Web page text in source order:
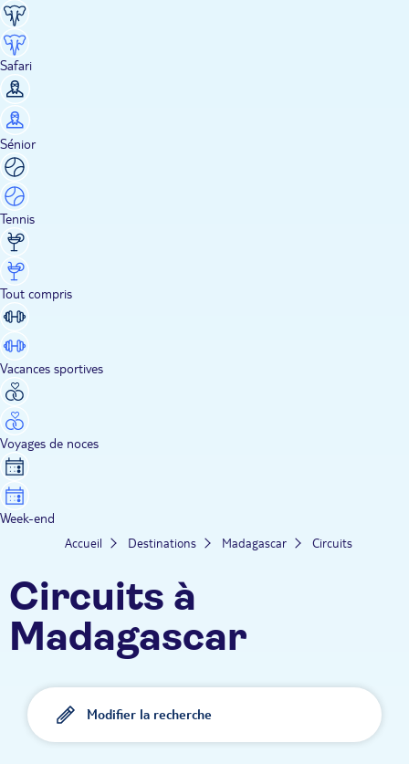
Safari
Sénior
Tennis
Tout compris
Vacances sportives
Voyages de noces
Week-end
Accueil Destinations Madagascar Circuits
Circuits à
Madagascar
Modifier la recherche